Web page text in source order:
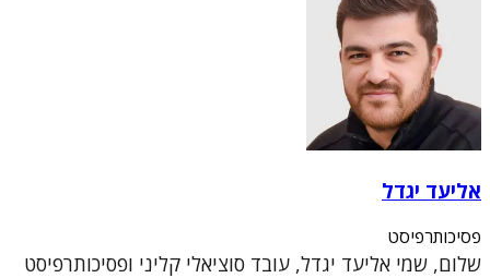
אליעד יגדל
פסיכותרפיסט
שלום, שמי אליעד יגדל, עובד סוציאלי קליני ופסיכותרפיסט